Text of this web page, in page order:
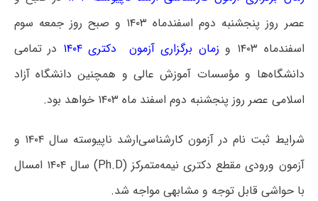
عصر روز پنجشنبه دوم اسفندماه ۱۴۰۳ و صبح روز جمعه سوم
اسفندماه ۱۴۰۳ و
زمان برگزاری آزمون دکتری ۱۴۰۴
در تمامی
دانشگاه‌ها و مؤسسات آموزش عالی و همچنین دانشگاه آزاد
اسلامی عصر روز پنجشنبه دوم اسفند ماه ۱۴۰۳ خواهد بود.
شرایط ثبت نام در آزمون کارشناسی‌ارشد ناپیوسته سال ۱۴۰۴ و
آزمون ورودی مقطع دکتری نیمه‌متمرکز (Ph.D) سال ۱۴۰۴ امسال
با حواشی قابل توجه و مشابهی مواجه شد.